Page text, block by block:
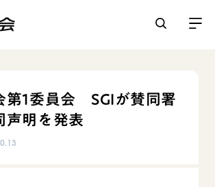
第1委員会 SGIが賛同署
声明を発表